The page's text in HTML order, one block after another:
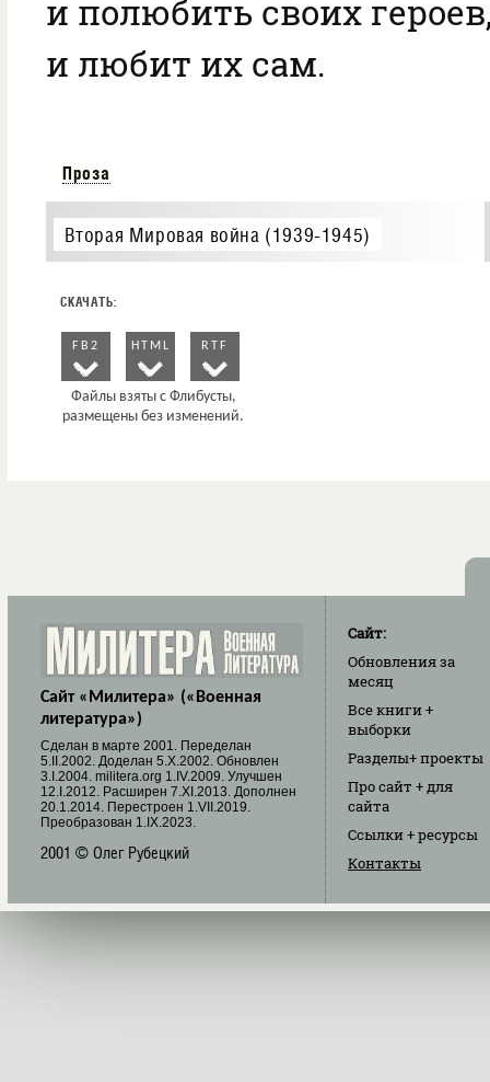
и полюбить своих
и любит их сам.
Проза
Вторая Мировая война (1939-1945)
FB2 HTML RTF
Сайт «Милитера» («Военная
литература»)
Cделан в марте 2001. Переделан
5.II.2002. Доделан 5.X.2002. Обновлен
3.I.2004. militera.org 1.IV.2009. Улучшен
12.I.2012. Расширен 7.XI.2013. Дополнен
20.1.2014. Перестроен 1.VII.2019.
Преобразован 1.IX.2023.
2001 © Олег Рубецкий
Сайт:
Обновленияза
месяц
Все книги+
выборки
Разделы+ проекты
Про сайт + для
сайта
Ссылки+ ресурсы
Контакты